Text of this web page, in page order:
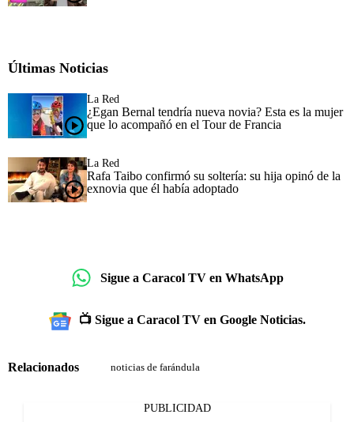
Últimas Noticias
La Red
¿Egan Bernal tendría nueva novia? Esta es la mujer
que lo acompañó en el Tour de Francia
La Red
Rafa Taibo confirmó su soltería: su hija opinó de la
exnovia que él había adoptado
Sigue a Caracol TV en WhatsApp
📺 Sigue a Caracol TV en Google Noticias.
Relacionados noticias de farándula
PUBLICIDAD